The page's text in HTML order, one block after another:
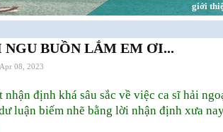
giới
BUỒN LẮM EM ƠI...
08, 2023
nhận định khá sâu sắc về việc ca sĩ hải
luận biếm nhẽ bằng lời nhận định xưa